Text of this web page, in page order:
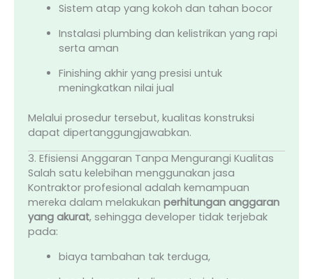
Sistem atap yang kokoh dan tahan bocor
Instalasi plumbing dan kelistrikan yang rapi
serta aman
Finishing akhir yang presisi untuk
meningkatkan nilai jual
Melalui prosedur tersebut, kualitas konstruksi
dapat dipertanggungjawabkan.
3. Efisiensi Anggaran Tanpa Mengurangi Kualitas
Salah satu kelebihan menggunakan jasa
Kontraktor profesional adalah kemampuan
mereka dalam melakukan perhitungan anggaran
yang akurat, sehingga developer tidak terjebak
pada:
biaya tambahan tak terduga,